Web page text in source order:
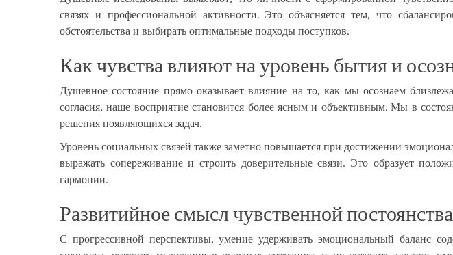
связях и профессиональной активности. Это объясняется тем, что
обстоятельства и выбирать оптимальные подходы поступков.
Как чувства влияют на уровень бытия и
Душевное состояние прямо оказывает влияние на то, как мы осознаем
согласия, наше восприятие становится более ясным и объективным. Мы в
решения появляющихся задач.
Уровень социальных связей также заметно повышается при достижении
выражать сопереживание и строить доверительные связи. Это образует
гармонии.
Развитийное смысл чувственной постоянства
С прогрессивной перспективы, умение удерживать эмоциональный баланс